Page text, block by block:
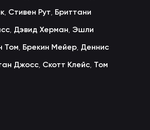
Стивен Рут Бриттани
Дэвид Херман Эшли
Том Брекин Мейер Деннис
Джосс Скотт Клейс Том